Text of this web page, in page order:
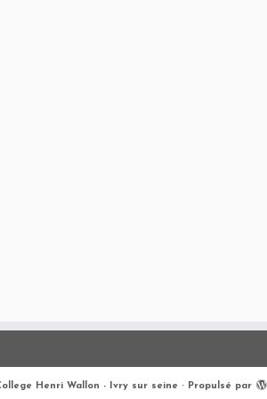
Henri Wallon - Ivry sur seine · Propulsé par